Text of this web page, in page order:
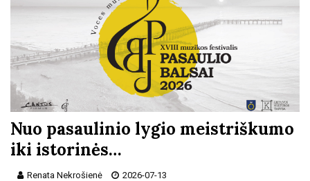
Nuo pasaulinio lygio meistriškumo
iki istorinės…
Renata Nekrošienė 2026-07-13